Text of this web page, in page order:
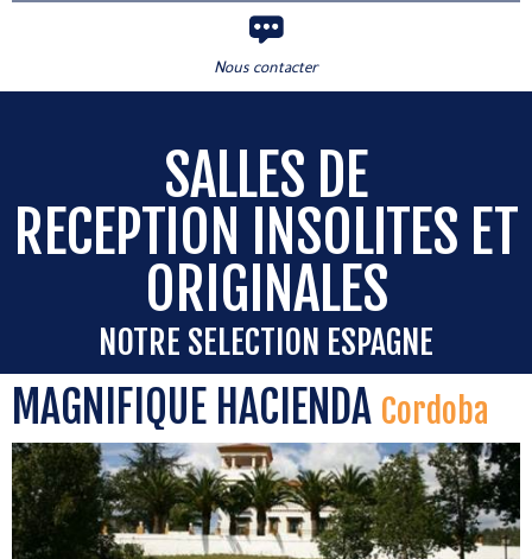
Nous contacter
SALLES DE
RECEPTION INSOLITES ET
ORIGINALES
NOTRE SELECTION ESPAGNE
MAGNIFIQUE HACIENDA Cordoba